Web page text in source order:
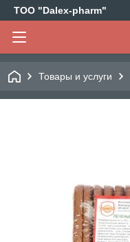
ТОО "Dalex-pharm"
Товары и услуги